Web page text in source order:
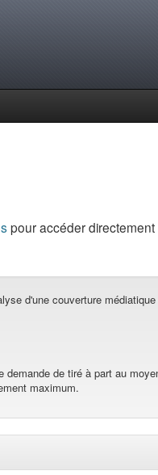
pour accéder
d'une couverture
de tiré à part au
maximum.